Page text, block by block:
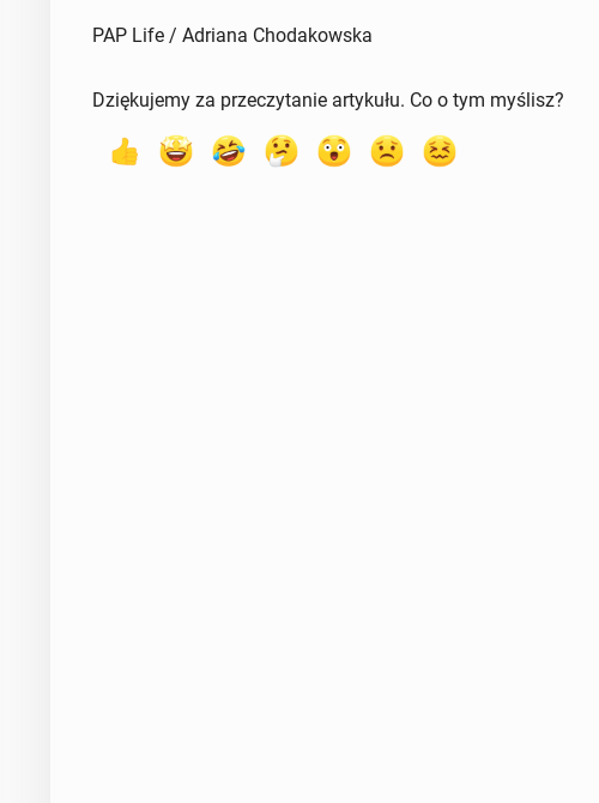
PAP Life / Adriana Chodakowska
Dziękujemy za przeczytanie artykułu. Co o tym myślisz?